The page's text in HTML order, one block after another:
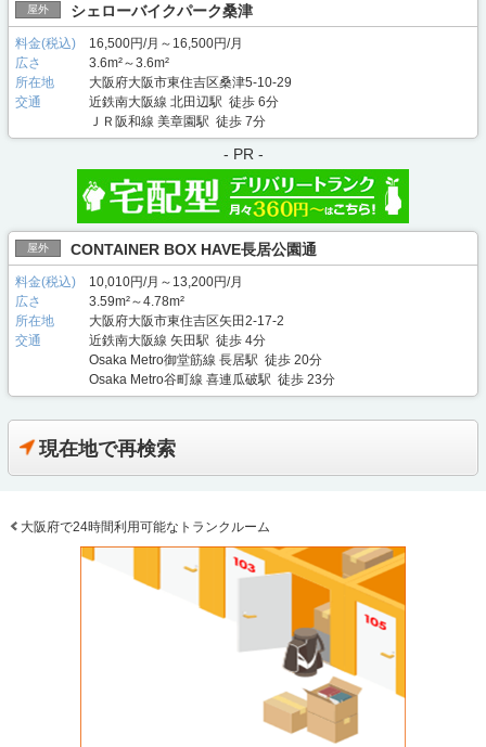
屋外 シェローバイクパーク桑津
料金(税込)
16,500円/月～16,500円/月
広さ
3.6m²～3.6m²
所在地
大阪府大阪市東住吉区桑津5-10-29
交通
近鉄南大阪線 北田辺駅 徒歩 6分
ＪＲ阪和線 美章園駅 徒歩 7分
- PR -
屋外 CONTAINER BOX HAVE長居公園通
料金(税込)
10,010円/月～13,200円/月
広さ
3.59m²～4.78m²
所在地
大阪府大阪市東住吉区矢田2-17-2
交通
近鉄南大阪線 矢田駅 徒歩 4分
Osaka Metro御堂筋線 長居駅 徒歩 20分
Osaka Metro谷町線 喜連瓜破駅 徒歩 23分
現在地で再検索
大阪府で24時間利用可能なトランクルーム